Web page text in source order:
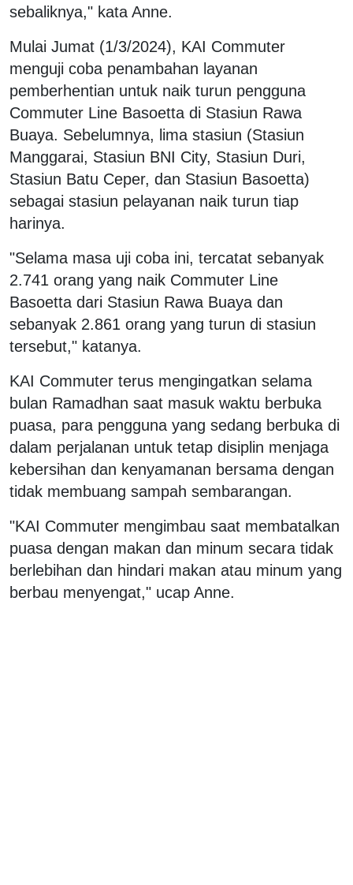
sebaliknya," kata Anne.
Mulai Jumat (1/3/2024), KAI Commuter
menguji coba penambahan layanan
pemberhentian untuk naik turun pengguna
Commuter Line Basoetta di Stasiun Rawa
Buaya. Sebelumnya, lima stasiun (Stasiun
Manggarai, Stasiun BNI City, Stasiun Duri,
Stasiun Batu Ceper, dan Stasiun Basoetta)
sebagai stasiun pelayanan naik turun tiap
harinya.
"Selama masa uji coba ini, tercatat sebanyak
2.741 orang yang naik Commuter Line
Basoetta dari Stasiun Rawa Buaya dan
sebanyak 2.861 orang yang turun di stasiun
tersebut," katanya.
KAI Commuter terus mengingatkan selama
bulan Ramadhan saat masuk waktu berbuka
puasa, para pengguna yang sedang berbuka di
dalam perjalanan untuk tetap disiplin menjaga
kebersihan dan kenyamanan bersama dengan
tidak membuang sampah sembarangan.
"KAI Commuter mengimbau saat membatalkan
puasa dengan makan dan minum secara tidak
berlebihan dan hindari makan atau minum yang
berbau menyengat," ucap Anne.